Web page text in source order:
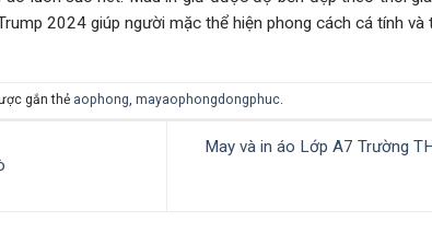
2024 giúp người mặc thể hiện phong cách cá tính và
gắn thẻ aophong, mayaophongdongphuc.
May và in áo Lớp A7 Trường